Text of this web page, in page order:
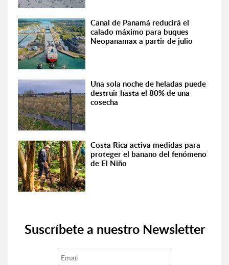
Canal de Panamá reducirá el
calado máximo para buques
Neopanamax a partir de julio
Una sola noche de heladas puede
destruir hasta el 80% de una
cosecha
Costa Rica activa medidas para
proteger el banano del fenómeno
de El Niño
Suscríbete a nuestro Newsletter